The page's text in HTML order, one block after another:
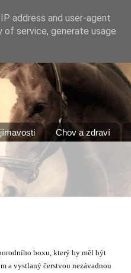
Chov a zdraví
boxu, který by měl být
a vystlaný čerstvou nezávadnou
address and user-agent
of service, generate usage